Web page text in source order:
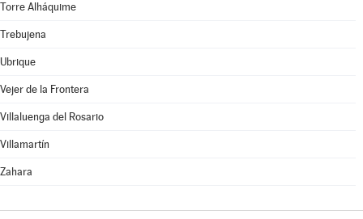
Torre Alháquime
Trebujena
Ubrique
Vejer de la Frontera
Villaluenga del Rosario
Villamartín
Zahara